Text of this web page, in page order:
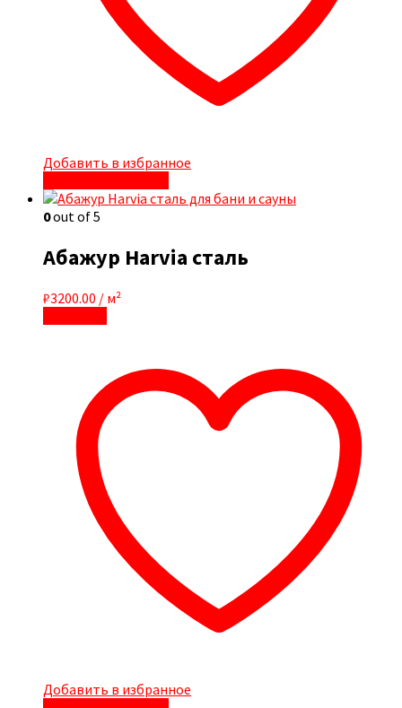
Добавить в избранное
0out of 5
Абажур Harvia сталь
₽3200.00 / м²
Добавить в избранное